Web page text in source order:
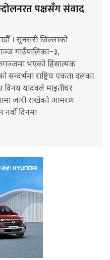
पक्षसँग संवाद
। सुनसरी जिल्लाको
गाउँपालिका–३,
भएको हिंसात्मक
सन्दर्भमा राष्ट्रिय एकता दलका
विनय यादवले माइतीघर
जारी राखेको आमरण
दिनमा